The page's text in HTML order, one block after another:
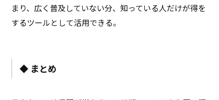
まり、広く普及していない分、知っている人だけが得を
するツールとして活用できる。
◆ まとめ